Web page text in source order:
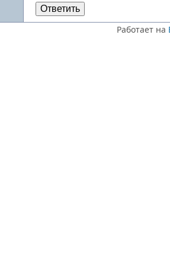
Ответить
Работает на